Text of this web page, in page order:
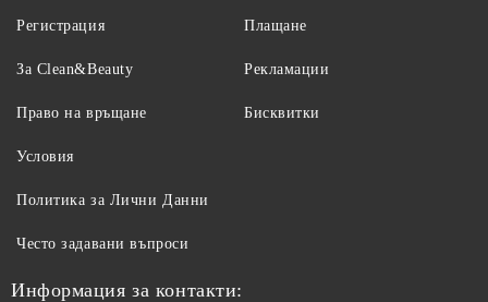
Регистрация
За Clean&Beauty
Плащане
Рекламации
Право на връщане
Условия
Политика за Лични Данни
Често задавани въпроси
Бисквитки
Информация за контакти: